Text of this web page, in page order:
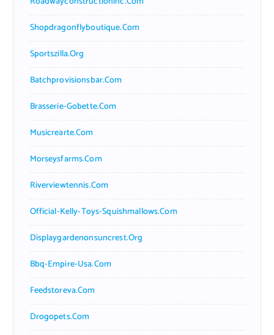
Shopdragonflyboutique.com
Sportszilla.org
Batchprovisionsbar.com
Brasserie-Gobette.com
Musicrearte.com
Morseysfarms.com
Riverviewtennis.com
Official-Kelly-Toys-Squishmallows.com
Displaygardenonsuncrest.org
Bbq-Empire-Usa.com
Feedstoreva.com
Drogopets.com